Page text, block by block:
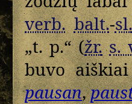
verb. balt.-sl.
„t. p.“ (žr. s.
buvo
pausan,